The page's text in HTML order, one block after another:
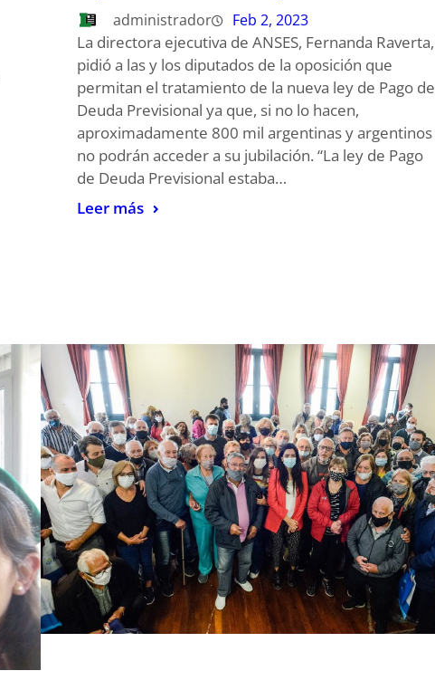
administrador Feb 2, 2023
La directora ejecutiva de ANSES, Fernanda Raverta,
pidió a las y los diputados de la oposición que
permitan el tratamiento de la nueva ley de Pago de
Deuda Previsional ya que, si no lo hacen,
aproximadamente 800 mil argentinas y argentinos
no podrán acceder a su jubilación. “La ley de Pago
de Deuda Previsional estaba…
Leer más